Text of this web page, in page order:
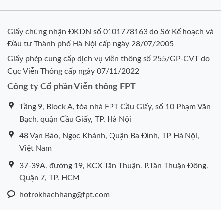
Giấy chứng nhận ĐKDN số 0101778163 do Sở Kế hoạch và
Đầu tư Thành phố Hà Nội cấp ngày 28/07/2005
Giấy phép cung cấp dịch vụ viễn thông số 255/GP-CVT do
Cục Viễn Thông cấp ngày 07/11/2022
Công ty Cổ phần Viễn thông FPT
Tầng 9, Block A, tòa nhà FPT Cầu Giấy, số 10 Phạm Văn
Bạch, quận Cầu Giấy, TP. Hà Nội
48 Vạn Bảo, Ngọc Khánh, Quận Ba Đình, TP Hà Nội,
Việt Nam
37-39A, đường 19, KCX Tân Thuận, P.Tân Thuận Đông,
Quận 7, TP. HCM
hotrokhachhang@fpt.com